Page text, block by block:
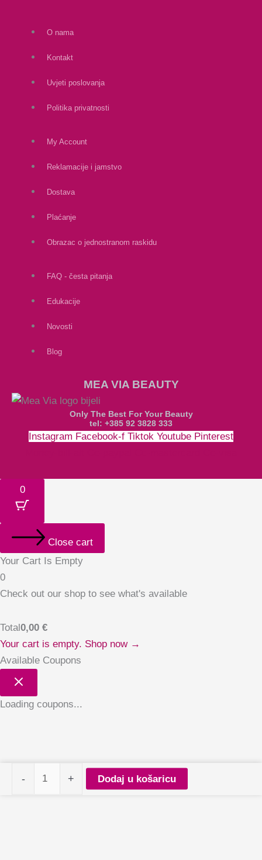
O nama
Kontakt
Uvjeti poslovanja
Politika privatnosti
My Account
Reklamacije i jamstvo
Dostava
Plaćanje
Obrazac o jednostranom raskidu
FAQ - česta pitanja
Edukacije
Novosti
Blog
MEA VIA BEAUTY
Only The Best For Your Beauty
tel: +385 92 3828 333
Instagram Facebook-f Tiktok Youtube Pinterest
0
Close cart
Your Cart Is Empty
0
Check out our shop to see what's available
Total0,00 €
Your cart is empty. Shop now →
Available Coupons
Loading coupons...
- + Dodaj u košaricu